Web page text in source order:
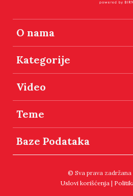
O nama
Kategorije
Video
Teme
Baze Podataka
© Sva prava zadržana
Uslovi korišćenja |